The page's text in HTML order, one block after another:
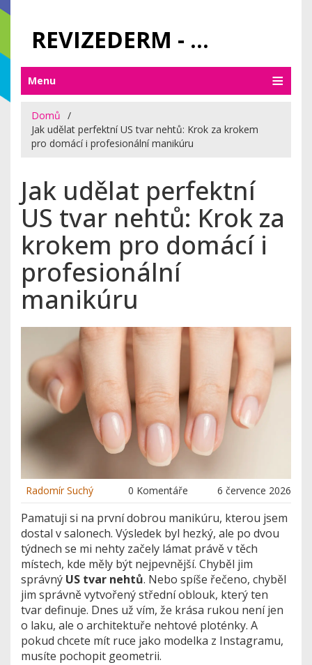
REVIZEDERM - PÉČE O KŮŽI A KOSMETIKA
Menu
Domů
Jak udělat perfektní US tvar nehtů: Krok za krokem
pro domácí i profesionální manikúru
Jak udělat perfektní
US tvar nehtů: Krok za
krokem pro domácí i
profesionální
manikúru
Radomír Suchý 0 Komentáře 6 července 2026
Pamatuji si na první dobrou manikúru, kterou jsem
dostal v salonech. Výsledek byl hezký, ale po dvou
týdnech se mi nehty začely lámat právě v těch
místech, kde měly být nejpevnější. Chyběl jim
správný US tvar nehtů. Nebo spíše řečeno, chyběl
jim správně vytvořený střední oblouk, který ten
tvar definuje. Dnes už vím, že krása rukou není jen
o laku, ale o architektuře nehtové ploténky. A
pokud chcete mít ruce jako modelka z Instagramu,
musíte pochopit geometrii.